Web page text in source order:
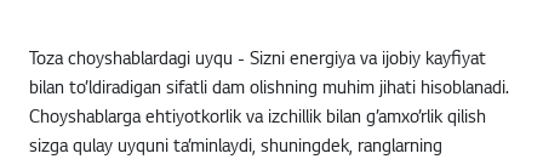
Toza choyshablardagi uyqu - Sizni energiya va ijobiy kayfiyat
bilan to’ldiradigan sifatli dam olishning muhim jihati hisoblanadi.
Choyshablarga ehtiyotkorlik va izchillik bilan g’amxo’rlik qilish
sizga qulay uyquni ta’minlaydi, shuningdek, ranglarning